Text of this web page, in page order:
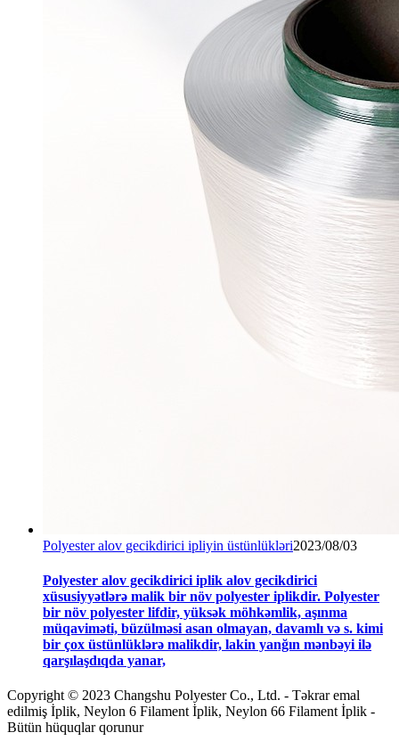
Polyester alov gecikdirici ipliyin üstünlükləri2023/08/03
Polyester alov gecikdirici iplik alov gecikdirici
xüsusiyyətlərə malik bir növ polyester iplikdir. Polyester
bir növ polyester lifdir, yüksək möhkəmlik, aşınma
müqaviməti, büzülməsi asan olmayan, davamlı və s. kimi
bir çox üstünlüklərə malikdir, lakin yanğın mənbəyi ilə
qarşılaşdıqda yanar,
Copyright © 2023 Changshu Polyester Co., Ltd. - Təkrar emal
edilmiş İplik, Neylon 6 Filament İplik, Neylon 66 Filament İplik -
Bütün hüquqlar qorunur